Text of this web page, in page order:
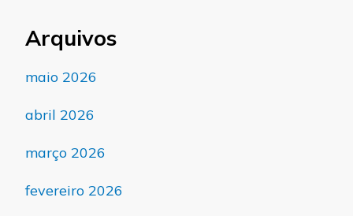
Arquivos
maio 2026
abril 2026
março 2026
fevereiro 2026